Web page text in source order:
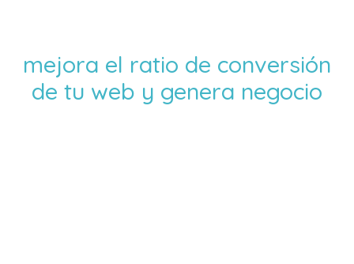
mejora el ratio de conversión
de tu web y genera negocio